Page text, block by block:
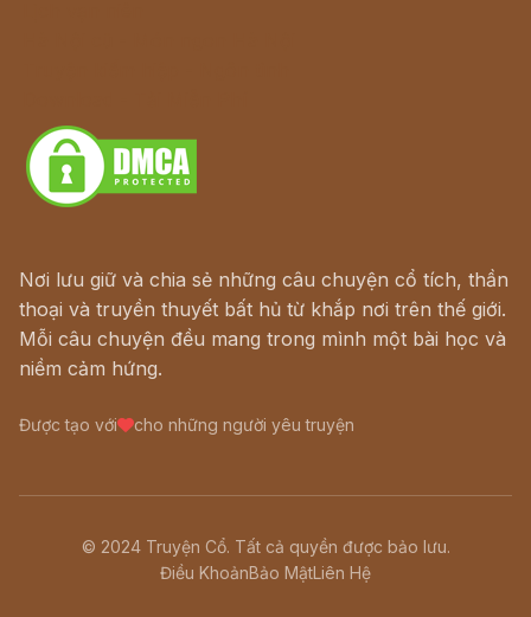
Nơi lưu giữ và chia sẻ những câu chuyện cổ tích, thần
thoại và truyền thuyết bất hủ từ khắp nơi trên thế giới.
Mỗi câu chuyện đều mang trong mình một bài học và
niềm cảm hứng.
Được tạo với cho những người yêu truyện
© 2024 Truyện Cổ. Tất cả quyền được bảo lưu.
Điều KhoảnBảo MậtLiên Hệ